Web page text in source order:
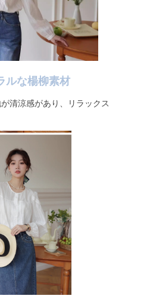
ルな楊柳素材
清涼感があり、リラックス